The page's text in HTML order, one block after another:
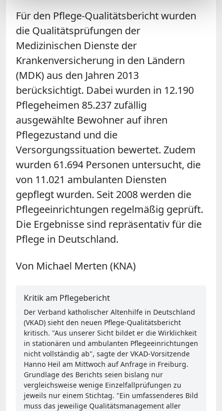
Für den Pflege-Qualitätsbericht wurden
die Qualitätsprüfungen der
Medizinischen Dienste der
Krankenversicherung in den Ländern
(MDK) aus den Jahren 2013
berücksichtigt. Dabei wurden in 12.190
Pflegeheimen 85.237 zufällig
ausgewählte Bewohner auf ihren
Pflegezustand und die
Versorgungssituation bewertet. Zudem
wurden 61.694 Personen untersucht, die
von 11.021 ambulanten Diensten
gepflegt wurden. Seit 2008 werden die
Pflegeeinrichtungen regelmäßig geprüft.
Die Ergebnisse sind repräsentativ für die
Pflege in Deutschland.
Von Michael Merten (KNA)
Kritik am Pflegebericht
Der Verband katholischer Altenhilfe in Deutschland
(VKAD) sieht den neuen Pflege-Qualitätsbericht
kritisch. "Aus unserer Sicht bildet er die Wirklichkeit
in stationären und ambulanten Pflegeeinrichtungen
nicht vollständig ab", sagte der VKAD-Vorsitzende
Hanno Heil am Mittwoch auf Anfrage in Freiburg.
Grundlage des Berichts seien bislang nur
vergleichsweise wenige Einzelfallprüfungen zu
jeweils nur einem Stichtag. "Ein umfassenderes Bild
muss das jeweilige Qualitätsmanagement aller